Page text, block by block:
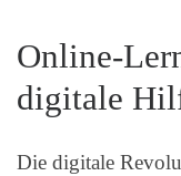
Online-
digitale
Die digitale